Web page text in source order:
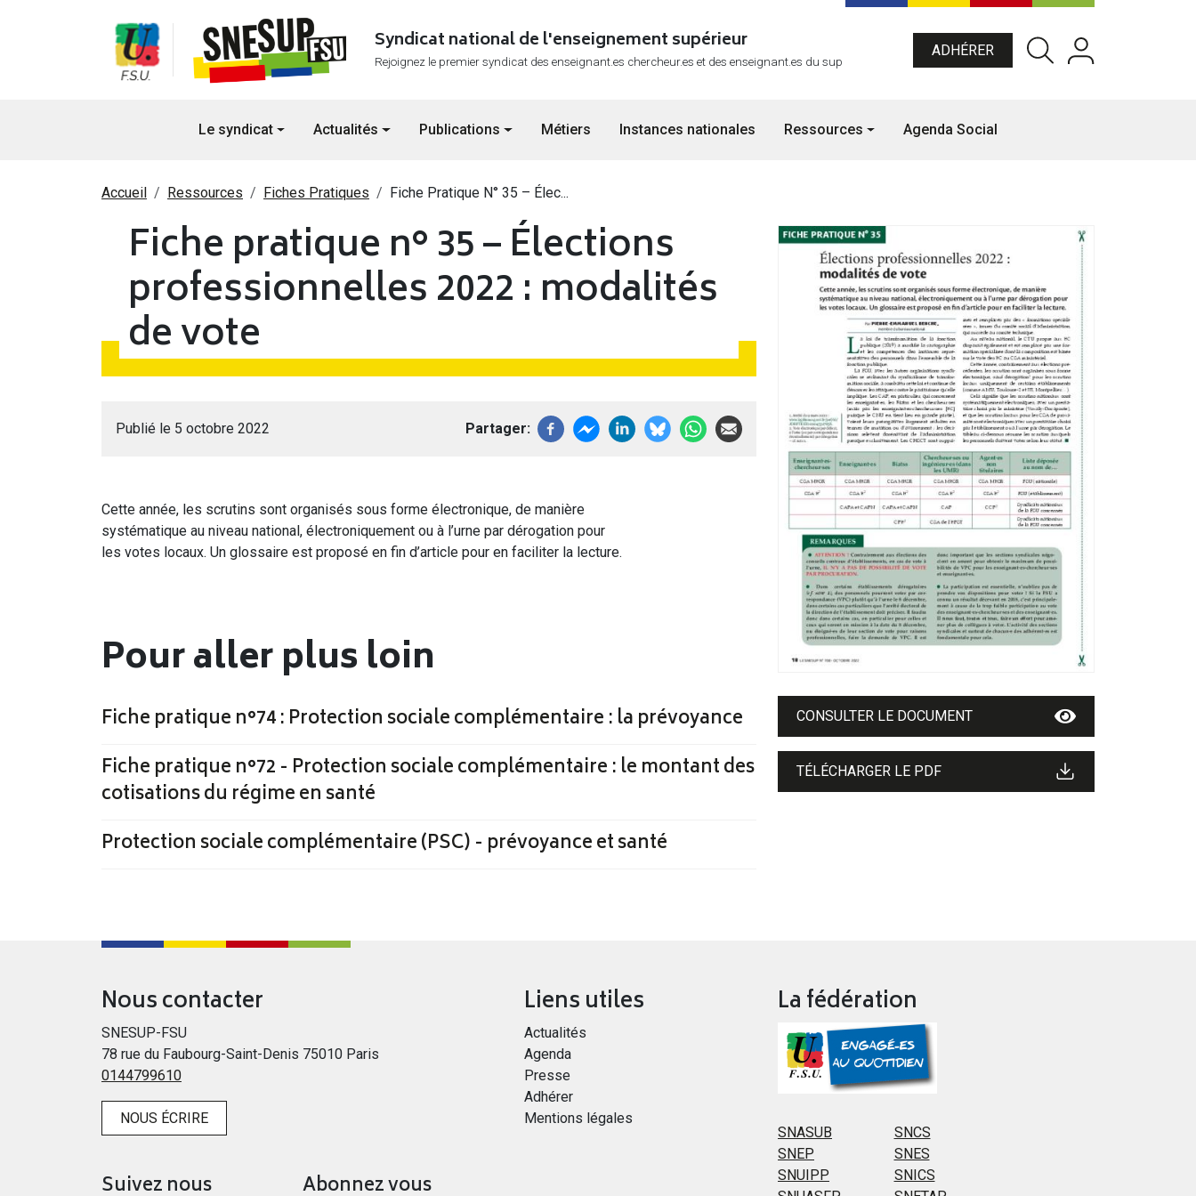
Syndicat national de l'enseignement supérieur
Rejoignez le premier syndicat des enseignant.es chercheur.es et des enseignant.es du sup
Menu du compte de
ADHÉRER
Le syndicat Actualités Publications Métiers Instances nationales Ressources Agenda Social
Fil d'Ariane
Accueil Ressources Fiches Pratiques Fiche Pratique N° 35 – Élec...
Fiche pratique n° 35 – Élections
professionnelles 2022 : modalités
de vote
Publié le 5 octobre 2022 Partager
Cette année, les scrutins sont organisés sous forme électronique, de manière
systématique au niveau national, électroniquement ou à l’urne par dérogation pour
les votes locaux. Un glossaire est proposé en fin d’article pour en faciliter la lecture.
Pour aller plus loin
Fiche pratique n°74 : Protection sociale complémentaire : la prévoyance
Fiche pratique n°72 - Protection sociale complémentaire : le montant des
cotisations du régime en santé
Protection sociale complémentaire (PSC) - prévoyance et santé
CONSULTER LE DOCUMENT
TÉLÉCHARGER LE PDF
Nous contacter
SNESUP-FSU
78 rue du Faubourg-Saint-Denis 75010 Paris
0144799610
NOUS ÉCRIRE
Suivez nous Abonnez vous
Liens utiles
Actualités
Agenda
Presse
Adhérer
Mentions légales
La fédération
SNASUB
SNCS
SNEP
SNES
SNUIPP
SNICS